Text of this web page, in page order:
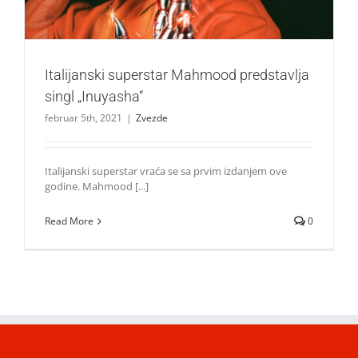
Italijanski superstar Mahmood predstavlja
singl „Inuyasha“
februar 5th, 2021 | Zvezde
Italijanski superstar vraća se sa prvim izdanjem ove
godine. Mahmood [...]
Read More 0